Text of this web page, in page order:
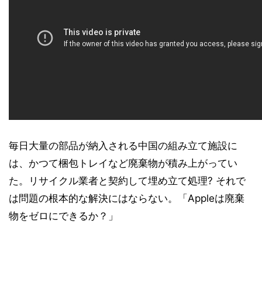
毎日大量の部品が納入される中国の組み立て施設に
は、かつて梱包トレイなど廃棄物が積み上がってい
た。リサイクル業者と契約して埋め立て処理? それで
は問題の根本的な解決にはならない。「Appleは廃棄
物をゼロにできるか？」